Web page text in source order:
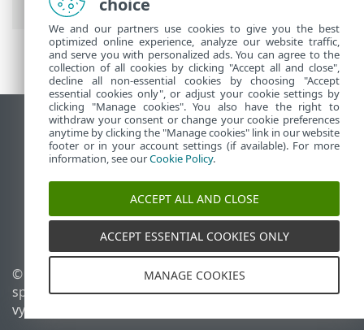
Zobraziť stránku ako na počítači
End of Life
Databáza znalostí ESET
ESET Fórum
ESET Status Portal
Technická podpora
© 1992 - 2025 ESET,
spol. s r. o. Všetky práva
vyhradené.
Spravovať súbory cookie
Zásady používania súborov
choice
We and our partners use cookies to give you the best
optimized online experience, analyze our website traffic,
and serve you with personalized ads. You can agree to the
collection of all cookies by clicking "Accept all and close",
decline all non-essential cookies by choosing "Accept
essential cookies only", or adjust your cookie settings by
clicking "Manage cookies". You also have the right to
withdraw your consent or change your cookie preferences
anytime by clicking the "Manage cookies" link in our website
footer or in your account settings (if available). For more
information, see ourCookie Policy.
ACCEPT ALL AND CLOSE
ACCEPT ESSENTIAL COOKIES ONLY
MANAGE COOKIES